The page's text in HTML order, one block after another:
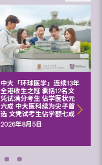
中大「环球医学」连续13年
全港收生之冠 囊括12名文
凭试满分考生 佔学医状元
六成 中大医科续为尖子首
选 文凭试考生佔学额七成
2026年8月5日